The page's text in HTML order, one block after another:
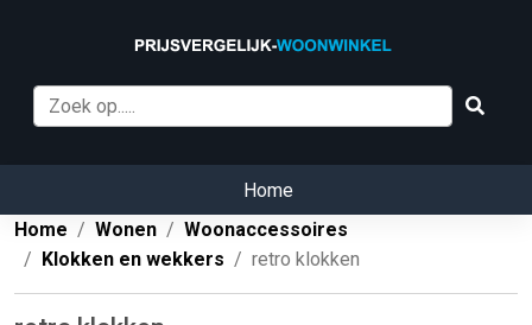
Home
Home
Wonen
Woonaccessoires
Klokken en wekkers
retro klokken